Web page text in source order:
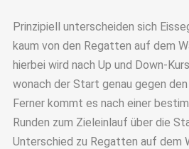
Prinzipiell unterscheiden sich
kaum von den Regatten auf dem
hierbei wird nach Up und Down-
wonach der Start genau gegen den
Ferner kommt es nach einer
Runden zum Zieleinlauf über die
Unterschied zu Regatten auf dem